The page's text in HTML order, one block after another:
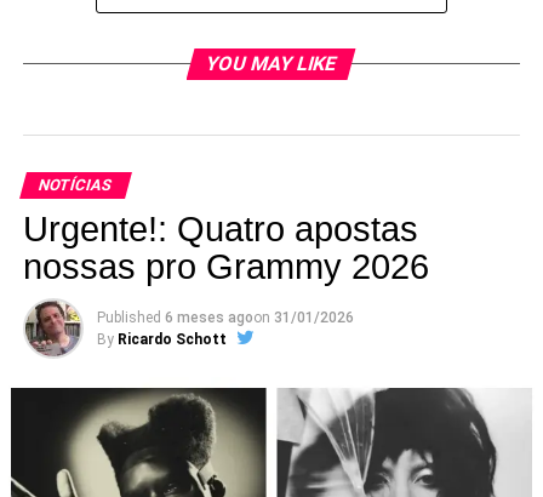
YOU MAY LIKE
NOTÍCIAS
Urgente!: Quatro apostas
nossas pro Grammy 2026
Published 6 meses agoon 31/01/2026
By Ricardo Schott